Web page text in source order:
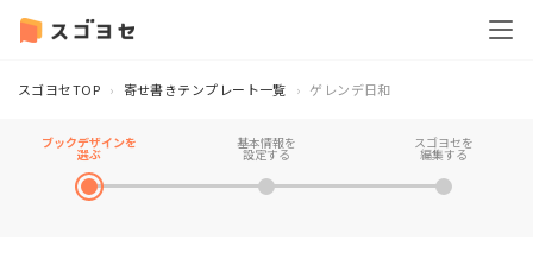
スゴヨセTOP 寄せ書きテンプレート一覧 ゲレンデ日和
ブックデザインを
選ぶ
基本情報を
設定する
スゴヨセを
編集する